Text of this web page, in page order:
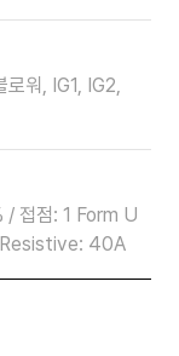
워, IG1, IG2,
접점: 1 Form U
40A